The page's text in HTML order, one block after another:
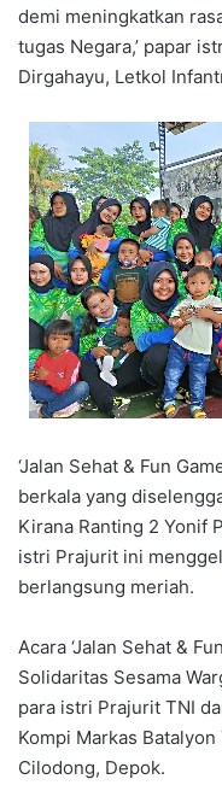
demi meningkatkan
tugas Negara,’ papar
Dirgahayu, Letkol
‘Jalan Sehat & Fun
berkala yang
Kirana Ranting 2 Yonif
istri Prajurit ini
berlangsung meriah.
Acara ‘Jalan Sehat &
Solidaritas Sesama
para istri Prajurit TNI
Kompi Markas
Cilodong, Depok.